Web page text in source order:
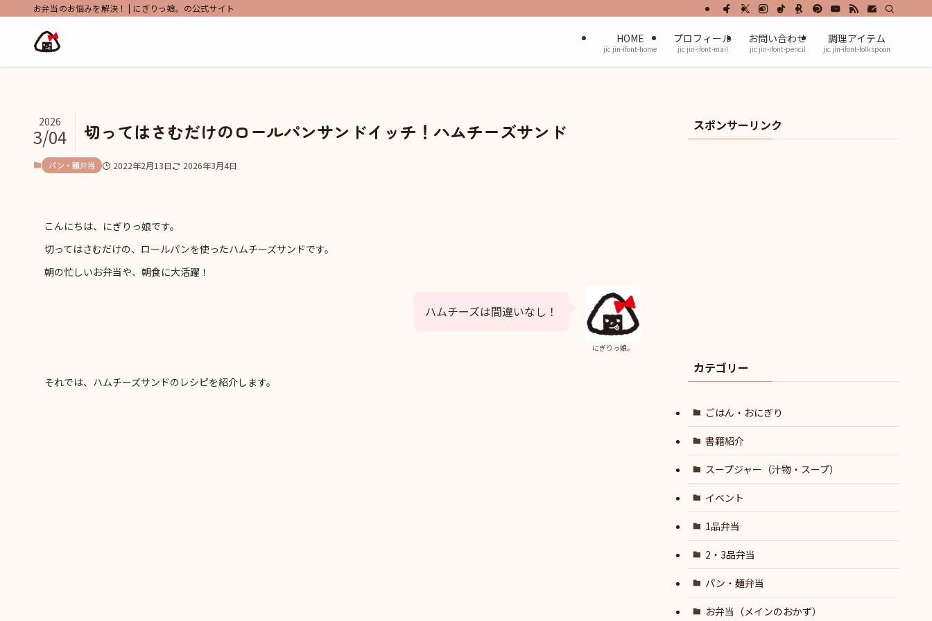
お弁当のお悩みを解決！ | にぎりっ娘。の公式サイト
HOME
jic jin-ifont-home
プロフィール
jic jin-ifont-mail
お問い合わせ
jic jin-ifont-pencil
調理アイテム
jic jin-ifont-folkspoon
切ってはさむだけのロールパンサンドイッチ！ハムチーズサンド
2026
3/04
パン・麺弁当 2022年2月13日 2026年3月4日
こんにちは、にぎりっ娘です。
切ってはさむだけの、ロールパンを使ったハムチーズサンドです。
朝の忙しいお弁当や、朝食に大活躍！
にぎりっ娘。
ハムチーズは間違いなし！
それでは、ハムチーズサンドのレシピを紹介します。
スポンサーリンク
カテゴリー
ごはん・おにぎり
書籍紹介
スープジャー（汁物・スープ）
イベント
1品弁当
2・3品弁当
パン・麺弁当
お弁当（メインのおかず）